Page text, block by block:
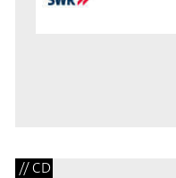
// CD